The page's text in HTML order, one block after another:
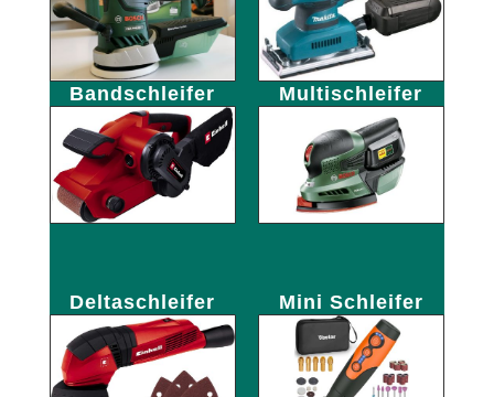
Bandschleifer Multischleifer
Deltaschleifer Mini Schleifer